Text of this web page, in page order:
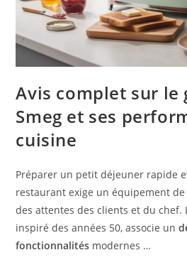
Avis complet sur le
Smeg et ses
cuisine
Préparer un petit déjeuner rapide
restaurant exige un équipement
des attentes des clients et du chef.
inspiré des années 50, associe un
fonctionnalités modernes …